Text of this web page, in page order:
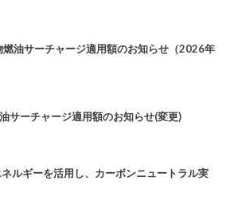
油サーチャージ適用額のお知らせ（2026年
ーチャージ適用額のお知らせ(変更)
ルギーを活用し、カーボンニュートラル実